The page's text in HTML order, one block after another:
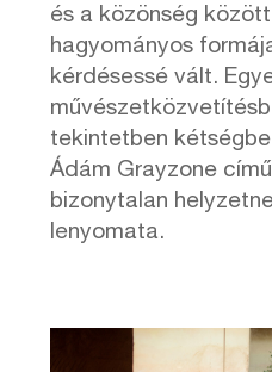
és a közönség
hagyományos
kérdésessé vált.
tekintetben
Ádám Grayzone
bizonytalan
lenyomata.